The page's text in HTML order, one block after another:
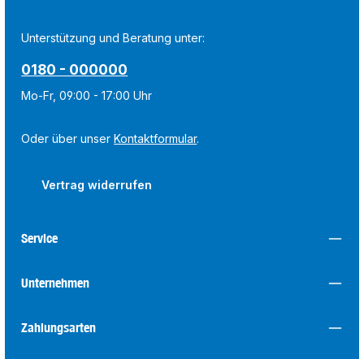
Unterstützung und Beratung unter:
0180 - 000000
Mo-Fr, 09:00 - 17:00 Uhr
Oder über unserKontaktformular.
Vertrag widerrufen
Service
Unternehmen
Zahlungsarten